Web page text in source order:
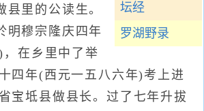
坛经
罗湖野录
县里的公读生。
明穆宗隆庆四年
在乡里中了举
四年(西元一五八六年)考上进
宝坻县做县长。过了七年升拔